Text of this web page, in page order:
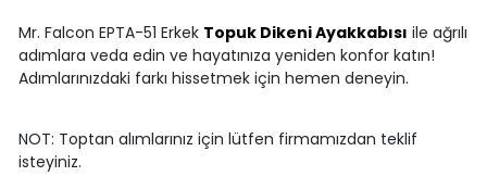
Mr. Falcon EPTA-51 Erkek Topuk Dikeni Ayakkabısı ile ağrılı
adımlara veda edin ve hayatınıza yeniden konfor katın!
Adımlarınızdaki farkı hissetmek için hemen deneyin.
NOT: Toptan alımlarınız için lütfen firmamızdan teklif
isteyiniz.